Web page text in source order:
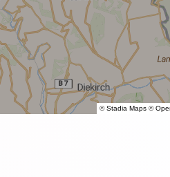
©Stadia Maps ©